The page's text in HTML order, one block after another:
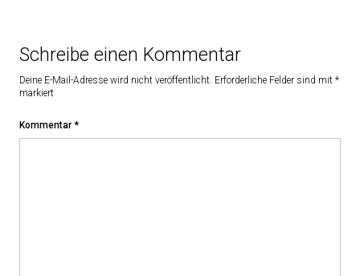
Schreibe einen Kommentar
Deine E-Mail-Adresse wird nicht veröffentlicht. Erforderliche Felder sind mit *
markiert
Kommentar *